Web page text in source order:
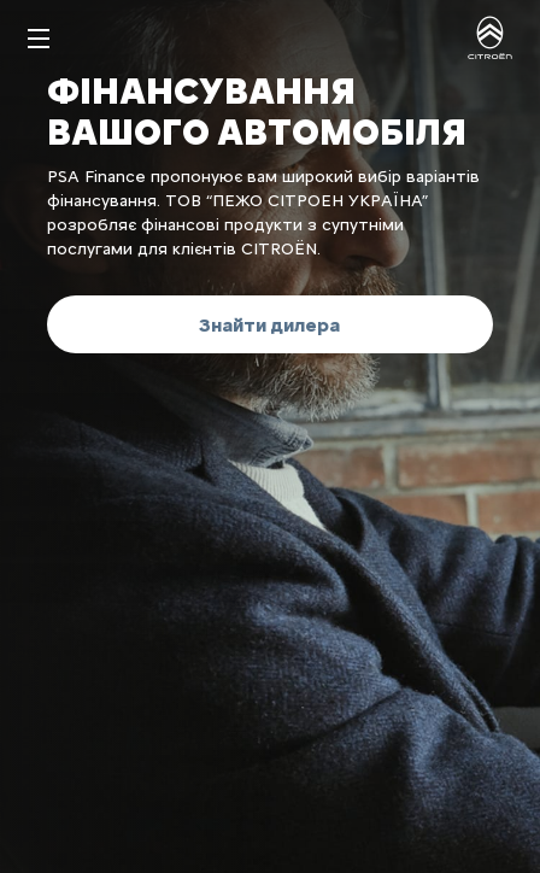
ФІНАНСУВАННЯ
ВАШОГО АВТОМОБІЛЯ
PSA Finance пропонуює вам широкий вибір варіантів
фінансування. ТОВ “ПЕЖО СІТРОЕН УКРАЇНА”
розробляє фінансові продукти з супутніми
послугами для клієнтів CITROËN.
Знайти дилера